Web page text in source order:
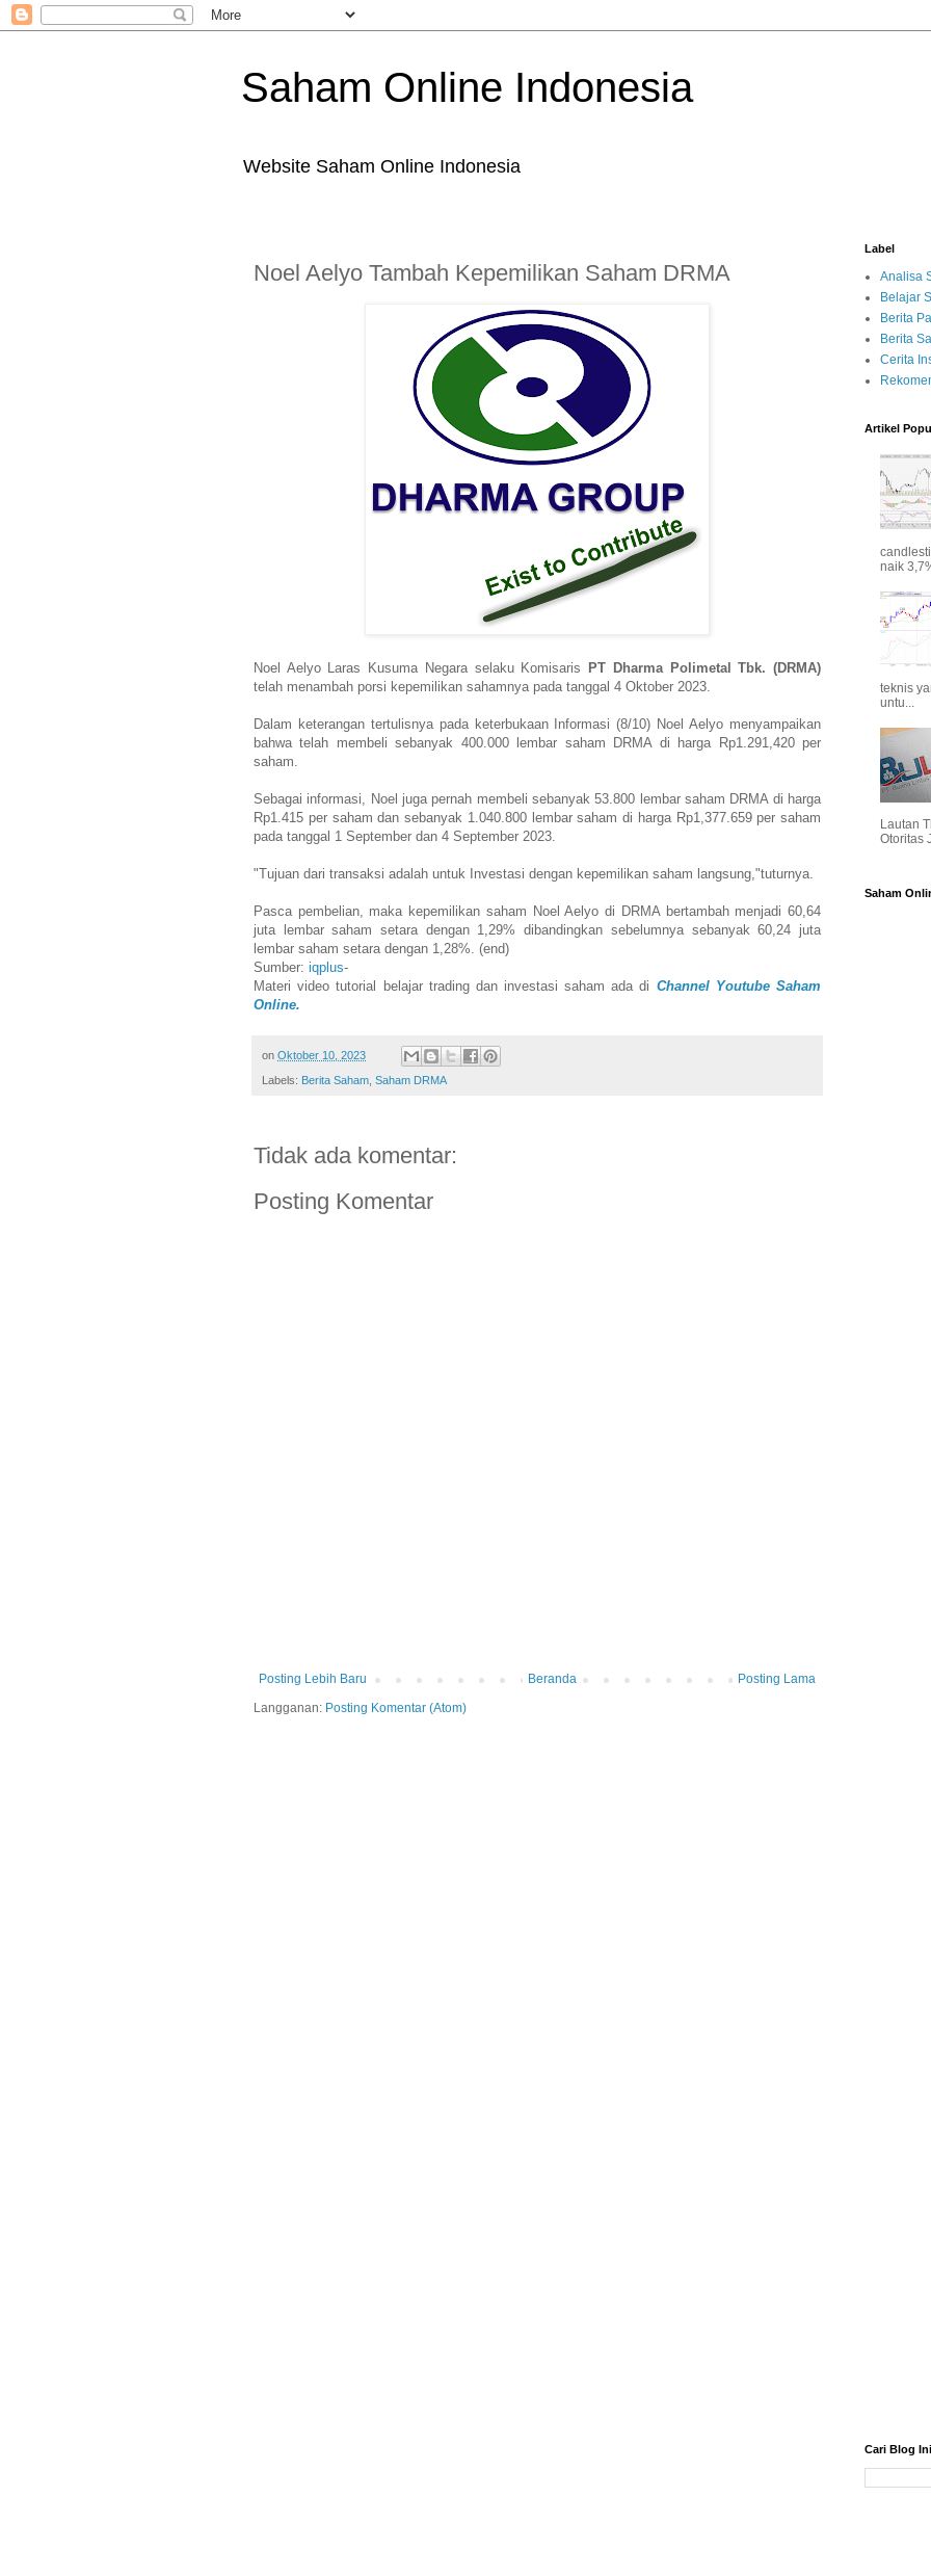
Saham Online Indonesia
Website Saham Online Indonesia
Noel Aelyo Tambah Kepemilikan Saham DRMA
Noel Aelyo Laras Kusuma Negara selaku Komisaris PT Dharma Polimetal Tbk. (DRMA)
telah menambah porsi kepemilikan sahamnya pada tanggal 4 Oktober 2023.
Dalam keterangan tertulisnya pada keterbukaan Informasi (8/10) Noel Aelyo menyampaikan
bahwa telah membeli sebanyak 400.000 lembar saham DRMA di harga Rp1.291,420 per
saham.
Sebagai informasi, Noel juga pernah membeli sebanyak 53.800 lembar saham DRMA di harga
Rp1.415 per saham dan sebanyak 1.040.800 lembar saham di harga Rp1,377.659 per saham
pada tanggal 1 September dan 4 September 2023.
"Tujuan dari transaksi adalah untuk Investasi dengan kepemilikan saham langsung,"tuturnya.
Pasca pembelian, maka kepemilikan saham Noel Aelyo di DRMA bertambah menjadi 60,64
juta lembar saham setara dengan 1,29% dibandingkan sebelumnya sebanyak 60,24 juta
lembar saham setara dengan 1,28%. (end)
Sumber: iqplus-
Materi video tutorial belajar trading dan investasi saham ada di Channel Youtube Saham
Online.
on Oktober 10, 2023
Labels: Berita Saham Saham DRMA
Tidak ada komentar:
Posting Komentar
Posting Lebih Baru Posting Lama
Beranda
Langganan: Posting Komentar (Atom)
Label
Analisa
Belajar
Berita
Berita
Cerita
Artikel
naik
teknis
untu...
Lautan
Otoritas
Saham
Cari Blog Ini